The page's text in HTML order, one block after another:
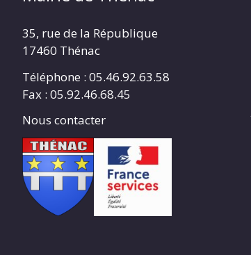
35, rue de la République
17460 Thénac
Téléphone : 05.46.92.63.58
Fax : 05.92.46.68.45
Nous contacter